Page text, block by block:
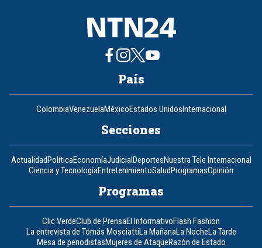
País
ColombiaVenezuelaMéxicoEstados UnidosInternacional
Secciones
ActualidadPolíticaEconomíaJudicialDeportesNuestra Tele Internacional
Ciencia y TecnologíaEntretenimientoSaludProgramasOpinión
Programas
Clic VerdeClub de PrensaEl InformativoFlash Fashion
La entrevista de Tomás MosciattiLa MañanaLa NocheLa Tarde
Mesa de periodistasMujeres de AtaqueRazón de Estado